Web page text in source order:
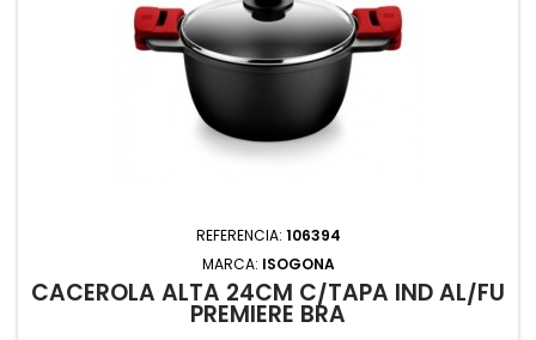
REFERENCIA: 106394
MARCA: ISOGONA
CACEROLA ALTA 24CM C/TAPA IND AL/FU
PREMIERE BRA